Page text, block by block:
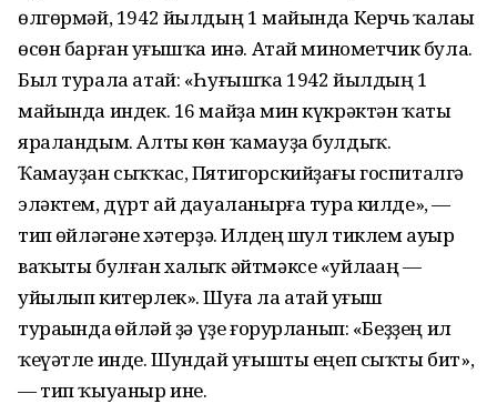
өлгөрмәй, 1942 йылдың 1 майында Керчь ҡалаһы
өсөн барған һуғышҡа инә. Атай минометчик була.
Был турала атай: «Һуғышҡа 1942 йылдың 1
майында индек. 16 майҙа мин күкрәктән ҡаты
яраландым. Алты көн ҡамауҙа булдыҡ.
Ҡамауҙан сыҡҡас, Пятигорскийҙағы госпиталгә
эләктем, дүрт ай дауаланырға тура килде», —
тип һөйләгәне хәтерҙә. Илдең шул тиклем ауыр
ваҡыты булған халыҡ әйтмәксе «уйлаһаң —
уйылып китерлек». Шуға ла атай һуғыш
тураһында һөйләй ҙә үҙе ғорурланып: «Беҙҙең ил
ҡеүәтле инде. Шундай һуғышты еңеп сыҡты бит»,
— тип ҡыуаныр ине.